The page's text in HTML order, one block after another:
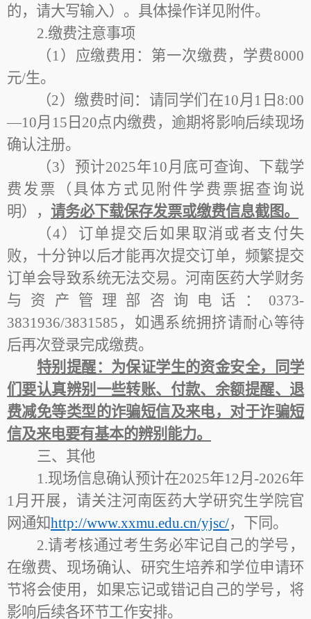
的，请大写输入）。具体操作详见附件。
2.缴费注意事项
（1）应缴费用：第一次缴费，学费8000
元/生。
（2）缴费时间：请同学们在10月1日8:00
—10月15日20点内缴费，逾期将影响后续现场
确认注册。
（3）预计2025年10月底可查询、下载学
费发票（具体方式见附件学费票据查询说
明）， 请务必下载保存发票或缴费信息截图。
（4）订单提交后如果取消或者支付失
败，十分钟以后才能再次提交订单，频繁提交
订单会导致系统无法交易。河南医药大学财务
与资产管理部咨询电话：0373-
3831936/3831585，如遇系统拥挤请耐心等待
后再次登录完成缴费。
特别提醒：为保证学生的资金安全，同学
们要认真辨别一些转账、付款、余额提醒、退
费减免等类型的诈骗短信及来电，对于诈骗短
信及来电要有基本的辨别能力。
三、其他
1.现场信息确认预计在2025年12月-2026年
1月开展，请关注河南医药大学研究生学院官
网通知http://www.xxmu.edu.cn/yjsc/，下同。
2.请考核通过考生务必牢记自己的学号，
在缴费、现场确认、研究生培养和学位申请环
节将会使用，如果忘记或错记自己的学号，将
影响后续各环节工作安排。